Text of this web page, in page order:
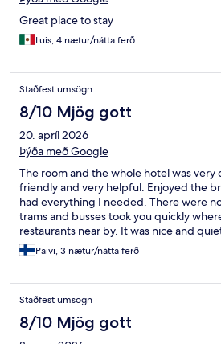
Great place to stay
Luis, 4 nætur/nátta ferð
Staðfest umsögn
8/10 Mjög gott
20. apríl 2026
Þýða með Google
The room and the whole hotel was very
friendly and very helpful. Enjoyed the
had everything I needed. There were
trams and busses took you quickly
restaurants near by. It was nice and
Päivi, 3 nætur/nátta ferð
Staðfest umsögn
8/10 Mjög gott